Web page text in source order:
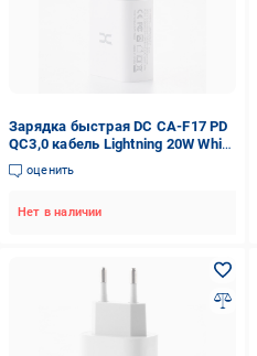
Зарядка быстрая DC CA-F17 PD
QC3,0 кабель Lightning 20W White
(34877)
оценить
Нет в наличии